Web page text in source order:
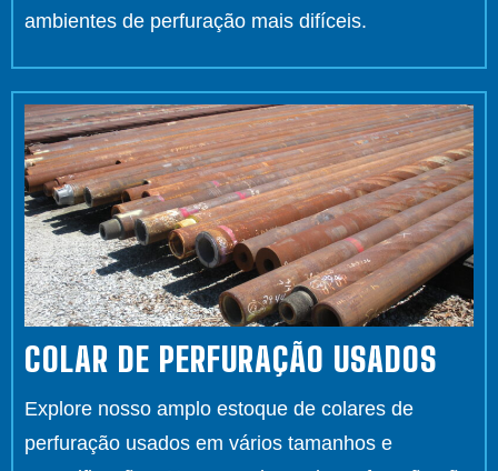
ambientes de perfuração mais difíceis.
COLAR DE PERFURAÇÃO USADOS
Explore nosso amplo estoque de colares de
perfuração usados em vários tamanhos e